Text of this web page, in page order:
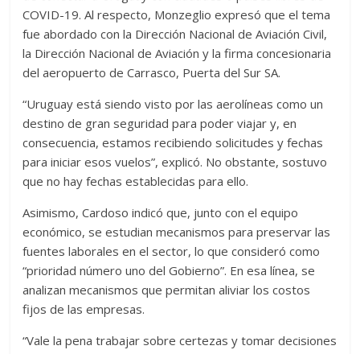
COVID-19. Al respecto, Monzeglio expresó que el tema
fue abordado con la Dirección Nacional de Aviación Civil,
la Dirección Nacional de Aviación y la firma concesionaria
del aeropuerto de Carrasco, Puerta del Sur SA.
“Uruguay está siendo visto por las aerolíneas como un
destino de gran seguridad para poder viajar y, en
consecuencia, estamos recibiendo solicitudes y fechas
para iniciar esos vuelos”, explicó. No obstante, sostuvo
que no hay fechas establecidas para ello.
Asimismo, Cardoso indicó que, junto con el equipo
económico, se estudian mecanismos para preservar las
fuentes laborales en el sector, lo que consideró como
“prioridad número uno del Gobierno”. En esa línea, se
analizan mecanismos que permitan aliviar los costos
fijos de las empresas.
“Vale la pena trabajar sobre certezas y tomar decisiones